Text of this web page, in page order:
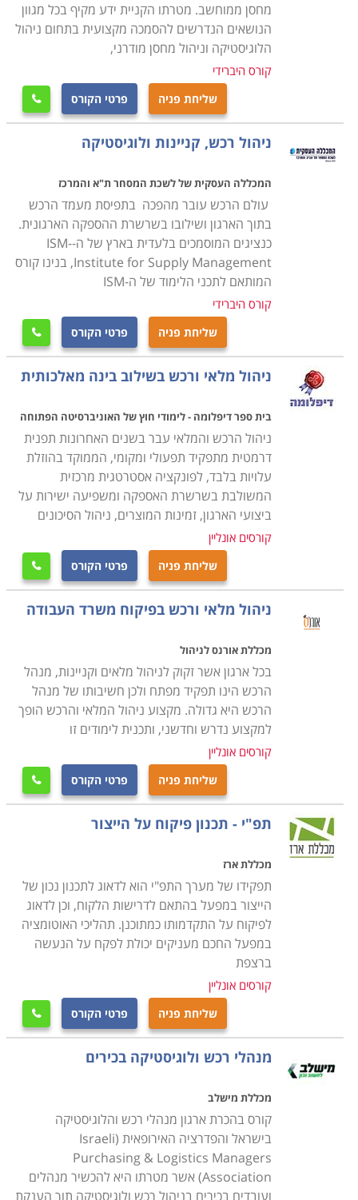
הקורס אינו דורש כל ידע מוקדם, אך עם זאת נדרשת יכולת
ארגון וניהול שכן, מדובר בתפקיד עם הרבה אחריות, והבנה,
הן פיננסית והן משפטית, שכן, ככל שהארגון מורכב יותר, כך
יש משמעות רבה יותר לכל רכישה כמו גם לניהול המלאי
ולכן אמנם אין תנאי קבלה אך נדרשים כישורים אישיים על
מנת להצליח בתפקיד מרכזי זה.
במסגרת הקורס מועברים תכנים להכנת תכנית רכש, הכנת
הצעת מחיר באופן יעיל ואפקטיבי לארגון, תהליכי משא ומתן,
ניהול קשרי ושיתופי פעולה עם ספקים תוך הקפדה על כל
הנהלים והכללים המשפטיים בתחום הסחר והמיסוי מול
ספקים מקומיים ובינלאומיים.
עבור מי מתאימים הלימודים
קורס רכש ולוגיסטיקה אורך כשנה אחת, כאשר הוא מתנהל
בהתאם לתכנית של התמ"ת, והתעודה אף היא ניתנת
מטעם התמ"ת. בסיום הקורס אפשר לעסוק במקצוע במגוון
של מקומות עבודה, שכן בכל ארגון גדול קיימת מחלקה
מיוחדת לרכש ולוגיסטיקה ולכן זהו מקצוע מבוקש ביותר
המתאים הן לחיילים משוחררים בתחילת דרכם המקצועית
והן כהסבה מקצועית.
הקורס מקנה את כל הידע הנדרש, כך גם מי שאין לו כל
רקע בתחום, יוכל בסיום הקורס להיות מוכן לקראת עבודה
בתחום, כאשר ניתן כבר במהלך הקורס לנסות ולהשתלב
במחלקות הרכש של חברות מסוימות ולהתחיל לרכוש
ניסיון. קורס רכש ולוגיסטיקה מתקיים בכל רחבי הארץ: חיפה,
תל אביב , נתניה, כפר סבא ועוד מקומות רבים נוספים
מחסן ממוחשב. מטרתו הקניית ידע מקיף בכל מגוון
הנושאים הנדרשים להסמכה מקצועית בתחום ניהול
הלוגיסטיקה וניהול מחסן מודרני,
קורס היברידי
שליחת פניה פרטי הקורס 
ניהול רכש, קניינות ולוגיסטיקה
המכללה העסקית של לשכת המסחר ת"א והמרכז
עולם הרכש עובר מהפכה בתפיסת מעמד הרכש
בתוך הארגון ושילובו בשרשרת ההספקה הארגונית.
כנציגים המוסמכים בלעדית בארץ של ה-ISM-
Institute for Supply Management, בנינו קורס
המותאם לתכני הלימוד של ה-ISM
קורס היברידי
שליחת פניה פרטי הקורס 
ניהול מלאי ורכש בשילוב בינה מאלכותית
בית ספר דיפלומה - לימודי חוץ של האוניברסיטה הפתוחה
ניהול הרכש והמלאי עבר בשנים האחרונות תפנית
דרמטית מתפקיד תפעולי ומקומי, הממוקד בהוזלת
עלויות בלבד, לפונקציה אסטרטגית מרכזית
המשולבת בשרשרת האספקה ומשפיעה ישירות על
ביצועי הארגון, זמינות המוצרים, ניהול הסיכונים
קורסים אונליין
שליחת פניה פרטי הקורס 
ניהול מלאי ורכש בפיקוח משרד העבודה
מכללת אורנס לניהול
בכל ארגון אשר זקוק לניהול מלאים וקניינות, מנהל
הרכש הינו תפקיד מפתח ולכן חשיבותו של מנהל
הרכש היא גדולה. מקצוע ניהול המלאי והרכש הופך
למקצוע נדרש וחדשני, ותכנית לימודים זו
קורסים אונליין
שליחת פניה פרטי הקורס 
תפ"י - תכנון פיקוח על הייצור
מכללת ארז
תפקידו של מערך התפ"י הוא לדאוג לתכנון נכון של
הייצור במפעל בהתאם לדרישות הלקוח, וכן לדאוג
לפיקוח על התקדמותו כמתוכנן. תהליכי האוטומציה
במפעל החכם מעניקים יכולת לפקח על הנעשה
ברצפת
קורסים אונליין
שליחת פניה פרטי הקורס 
מנהלי רכש ולוגיסטיקה בכירים
מכללת מישלב
קורס בהכרת ארגון מנהלי רכש והלוגיסטיקה
בישראל והפדרציה האירופאית (Israeli
Purchasing & Logistics Managers
Association) אשר מטרתו היא להכשיר מנהלים
ועובדים בכירים בניהול רכש ולוגיסטיקה תוך הענקת